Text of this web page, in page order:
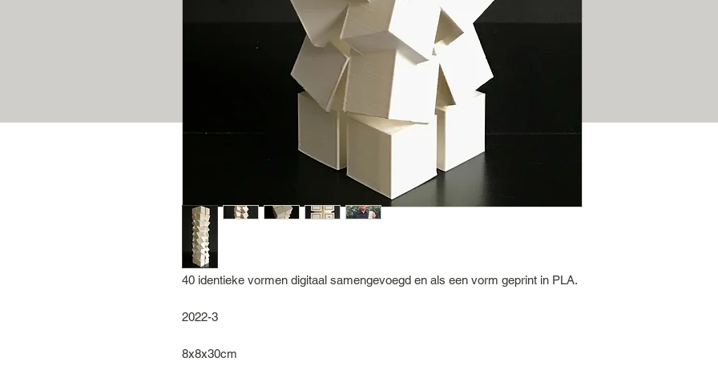
40 identieke vormen digitaal samengevoegd en als een vorm geprint in PLA.
2022-3
8x8x30cm